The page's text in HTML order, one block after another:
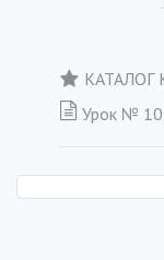
КАТАЛОГ
Урок № 10